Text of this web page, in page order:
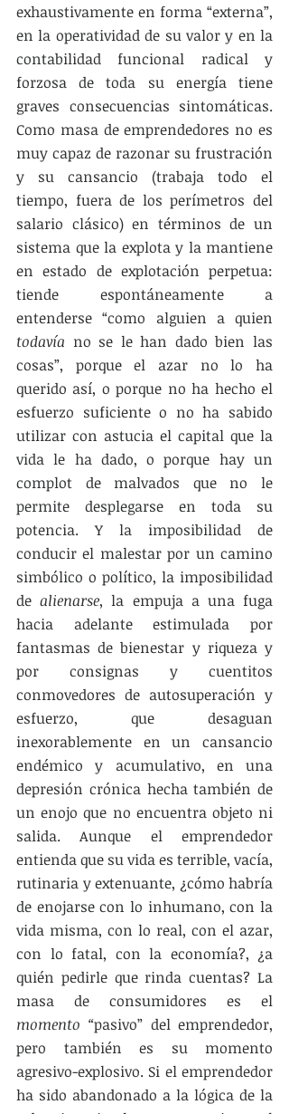
exhaustivamente en forma “externa”,
en la operatividad de su valor y en la
contabilidad funcional radical y
forzosa de toda su energía tiene
graves consecuencias sintomáticas.
Como masa de emprendedores no es
muy capaz de razonar su frustración
y su cansancio (trabaja todo el
tiempo, fuera de los perímetros del
salario clásico) en términos de un
sistema que la explota y la mantiene
en estado de explotación perpetua:
tiende espontáneamente a
todavía no se le han dado bien las
cosas”, porque el azar no lo ha
querido así, o porque no ha hecho el
esfuerzo suficiente o no ha sabido
utilizar con astucia el capital que la
vida le ha dado, o porque hay un
complot de malvados que no le
permite desplegarse en toda su
potencia. Y la imposibilidad de
conducir el malestar por un camino
simbólico o político, la imposibilidad
de alienarse, la empuja a una fuga
hacia adelante estimulada por
fantasmas de bienestar y riqueza y
por consignas y cuentitos
conmovedores de autosuperación y
esfuerzo, que desaguan
inexorablemente en un cansancio
endémico y acumulativo, en una
depresión crónica hecha también de
un enojo que no encuentra objeto ni
salida. Aunque el emprendedor
entienda que su vida es terrible, vacía,
rutinaria y extenuante, ¿cómo habría
de enojarse con lo inhumano, con la
vida misma, con lo real, con el azar,
con lo fatal, con la economía?, ¿a
quién pedirle que rinda cuentas? La
momento “pasivo” del emprendedor,
pero también es su momento
agresivo-explosivo. Si el emprendedor
ha sido abandonado a la lógica de la